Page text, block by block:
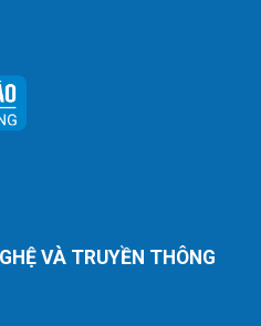
VÀ TRUYỀN THÔNG